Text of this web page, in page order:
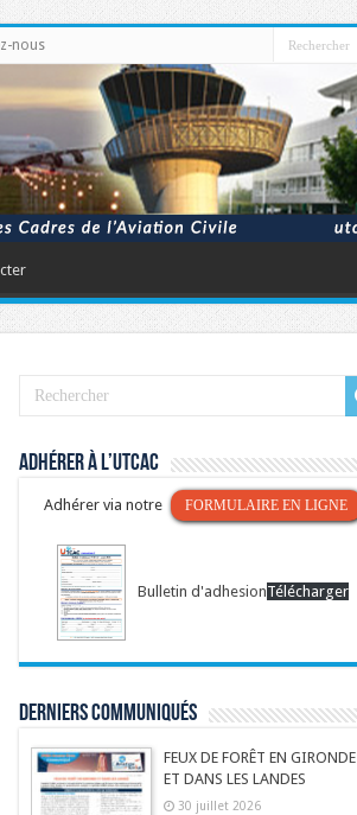
nous
Adhérer à l’UTCAC
Adhérer via notre FORMULAIRE EN LIGNE
Bulletin d'adhesionTélécharger
Derniers communiqués
FEUX DE FORÊT EN GIRONDE
ET DANS LES LANDES
30 juillet 2026